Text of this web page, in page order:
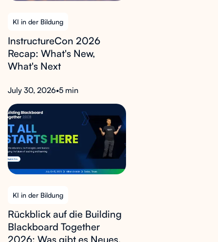
KI in der Bildung
InstructureCon 2026
Recap: What's New,
What's Next
July 30, 2026•5 min
KI in der Bildung
Rückblick auf die Building
Blackboard Together
2026: Was gibt es Neues,